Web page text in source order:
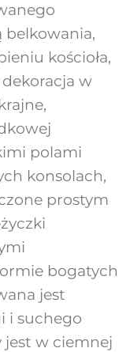
belkowania,
kościoła,
w
polami
konsolach,
prostym
bogatych
jest
i suchego
w ciemnej